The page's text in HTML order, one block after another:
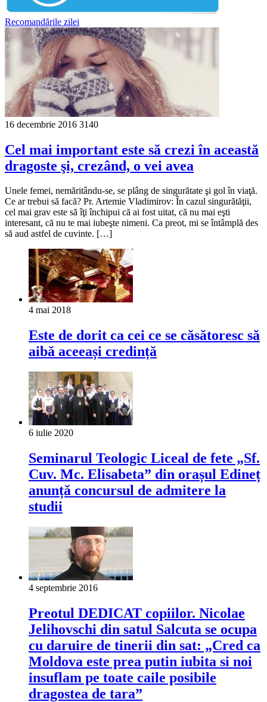
Recomandările zilei
16 decembrie 2016 3140
Cel mai important este să crezi în această
dragoste şi, crezând, o vei avea
Unele femei, nemăritându-se, se plâng de singurătate şi gol în viaţă.
Ce ar trebui să facă? Pr. Artemie Vladimirov: În cazul singurătăţii,
cel mai grav este să îţi închipui că ai fost uitat, că nu mai eşti
interesant, că nu te mai iubeşte nimeni. Ca preot, mi se întâmplă des
să aud astfel de cuvinte. […]
4 mai 2018
Este de dorit ca cei ce se căsătoresc să
aibă aceeași credință
6 iulie 2020
Seminarul Teologic Liceal de fete „Sf.
Cuv. Mc. Elisabeta” din orașul Edineț
anunță concursul de admitere la
studii
4 septembrie 2016
Preotul DEDICAT copiilor. Nicolae
Jelihovschi din satul Salcuta se ocupa
cu daruire de tinerii din sat: „Cred ca
Moldova este prea putin iubita si noi
insuflam pe toate caile posibile
dragostea de tara”